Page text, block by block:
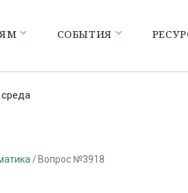
СОБЫТИЯ
Вопрос №3918